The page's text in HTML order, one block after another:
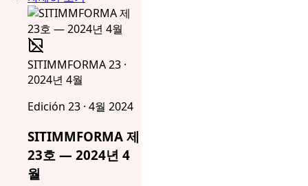
SITIMMFORMA 23 ·
2024년 4월
Edición 23 · 4월 2024
SITIMMFORMA 제
23호 — 2024년 4
월